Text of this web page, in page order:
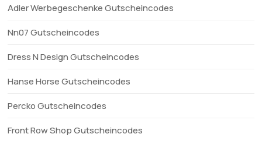
Adler Werbegeschenke Gutscheincodes
Nn07 Gutscheincodes
Dress N Design Gutscheincodes
Hanse Horse Gutscheincodes
Percko Gutscheincodes
Front Row Shop Gutscheincodes